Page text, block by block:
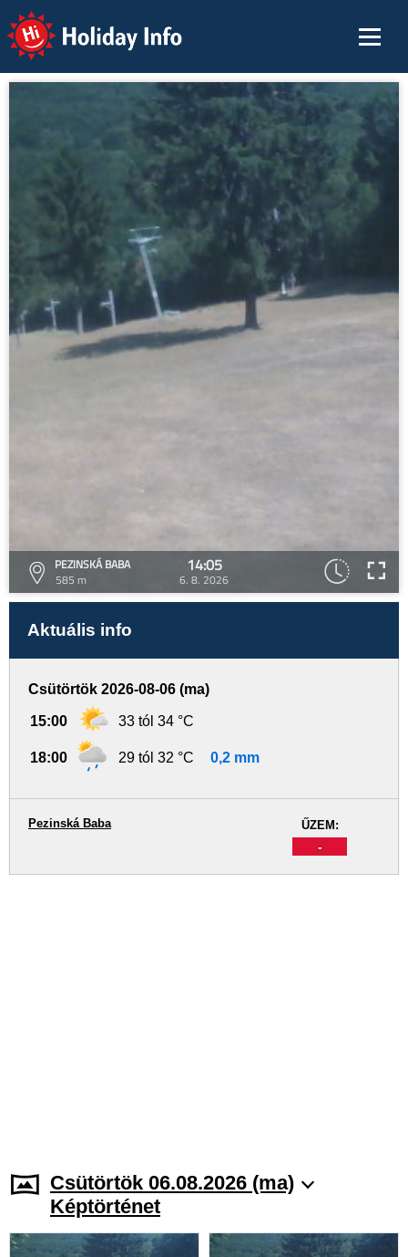
Holiday Info
PEZINSKÁ BABA
585 m
14:05
6. 8. 2026
Aktuális info
Csütörtök 2026-08-06 (ma)
15:00 33 tól 34 °C
18:00 29 tól 32 °C 0,2 mm
ŰZEM:
-
Pezinská Baba
Csütörtök 06.08.2026 (ma)
Képtörténet